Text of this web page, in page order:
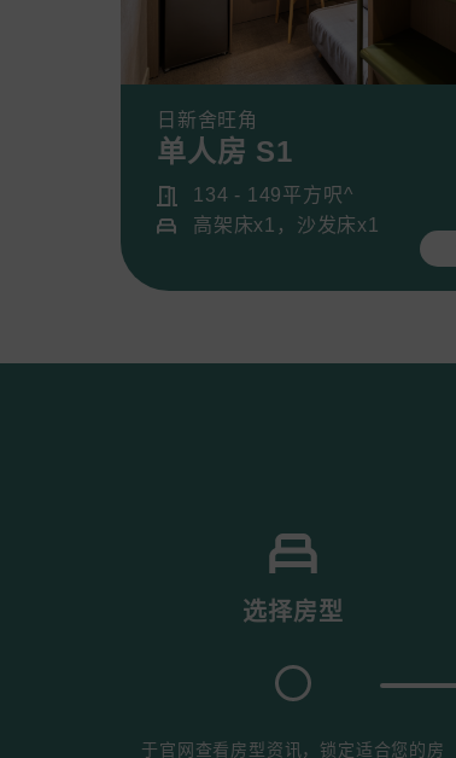
日新舍旺角
单人房 S1
134 - 149平方呎^
高架床x1，沙发床x1
选择房型
于官网查看房型资讯，锁定适合您的房